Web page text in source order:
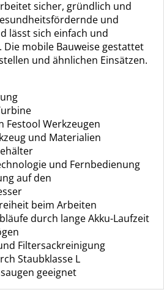
sicher, gründlich und
und
lässt sich einfach und
mobile Bauweise gestattet
und ähnlichen Einsätzen.
Werkzeugen
und Materialien
und Fernbedienung
auf den
beim Arbeiten
durch lange Akku-Laufzeit
Filtersackreinigung
Staubklasse L
geeignet